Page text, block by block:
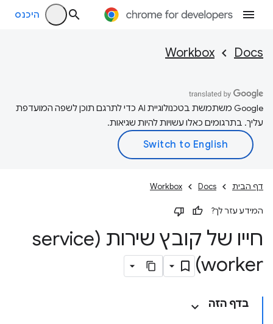
היכנס
Docs
Workbox
‫Google משתמשת בטכנולוגיית AI כדי לתרגם תוכן לשפה המועדפת
עליך. בתרגומים כאלו עשויות להיות שגיאות.
דף הבית Docs
Workbox
המידע עזר לך?
חייו של קובץ שירות (service
worker)
בדף הזה